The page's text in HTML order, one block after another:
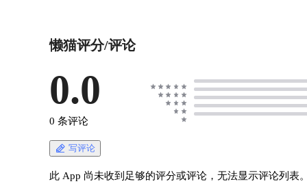
懒猫评分/评论
0.0
0 条评论
写评论
此 App 尚未收到足够的评分或评论，无法显示评论列表